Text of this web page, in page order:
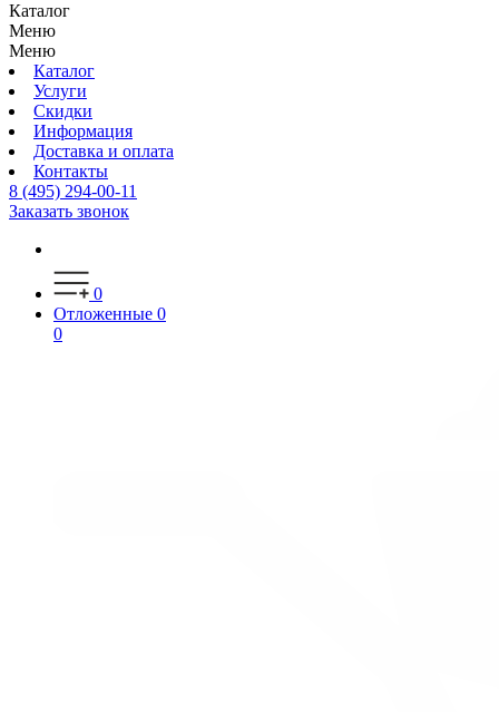
Каталог
Меню
Меню
Каталог
Услуги
Скидки
Информация
Доставка и оплата
Контакты
8 (495) 294-00-11
Заказать звонок
0
Отложенные 0
0